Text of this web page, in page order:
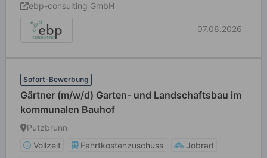
ebp-consulting GmbH
07.08.2026
Sofort-Bewerbung
Gärtner (m/w/d) Garten- und Landschaftsbau im
kommunalen Bauhof
Putzbrunn
Vollzeit
Fahrtkostenzuschuss
Jobrad